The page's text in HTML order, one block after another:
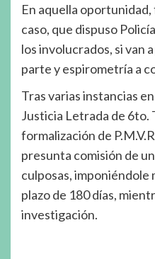
En aquella
caso, que dispuso
los involucrados, si van
parte y espirometría a
Tras varias instancias
Justicia Letrada de 6to.
formalización de
presunta comisión de
culposas, imponiéndole
plazo de 180 días,
investigación.